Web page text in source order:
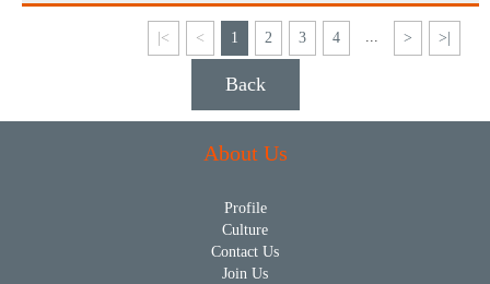
|< < 1 2 3 4 ... > >|
Back
About Us
Profile
Culture
Contact Us
Join Us